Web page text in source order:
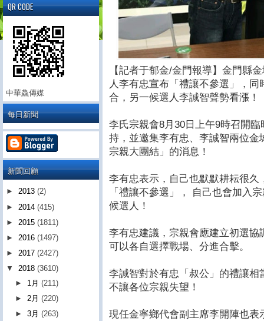
【記者于郁金/金門報導】金門縣
人李有忠宣布「禮讓不參選」，
合，另一候選人李誠智聲勢看漲！
李氏宗親會8月30日上午9時召開
持，並邀集李有忠、李誠智兩位
宗親大團結」的消息！
李有忠表示，自己也默默耕耘很
「禮讓不參選」， 自己也會加入
候選人！
李有忠建議，宗親會應建立初選
可以各自選擇戰場、分進合擊。
李誠智對於有忠「叔公」的禮讓
不讓各位宗親失望！
現任金寧鄉代會副主席李開陣也
QR CODE
中華鱻傳媒
每日新聞
新聞回顧
► 2013 (2)
► 2014 (415)
► 2015 (1811)
► 2016 (1497)
► 2017 (2427)
▼ 2018 (3610)
► 1月(211)
► 2月(220)
►3月(263)